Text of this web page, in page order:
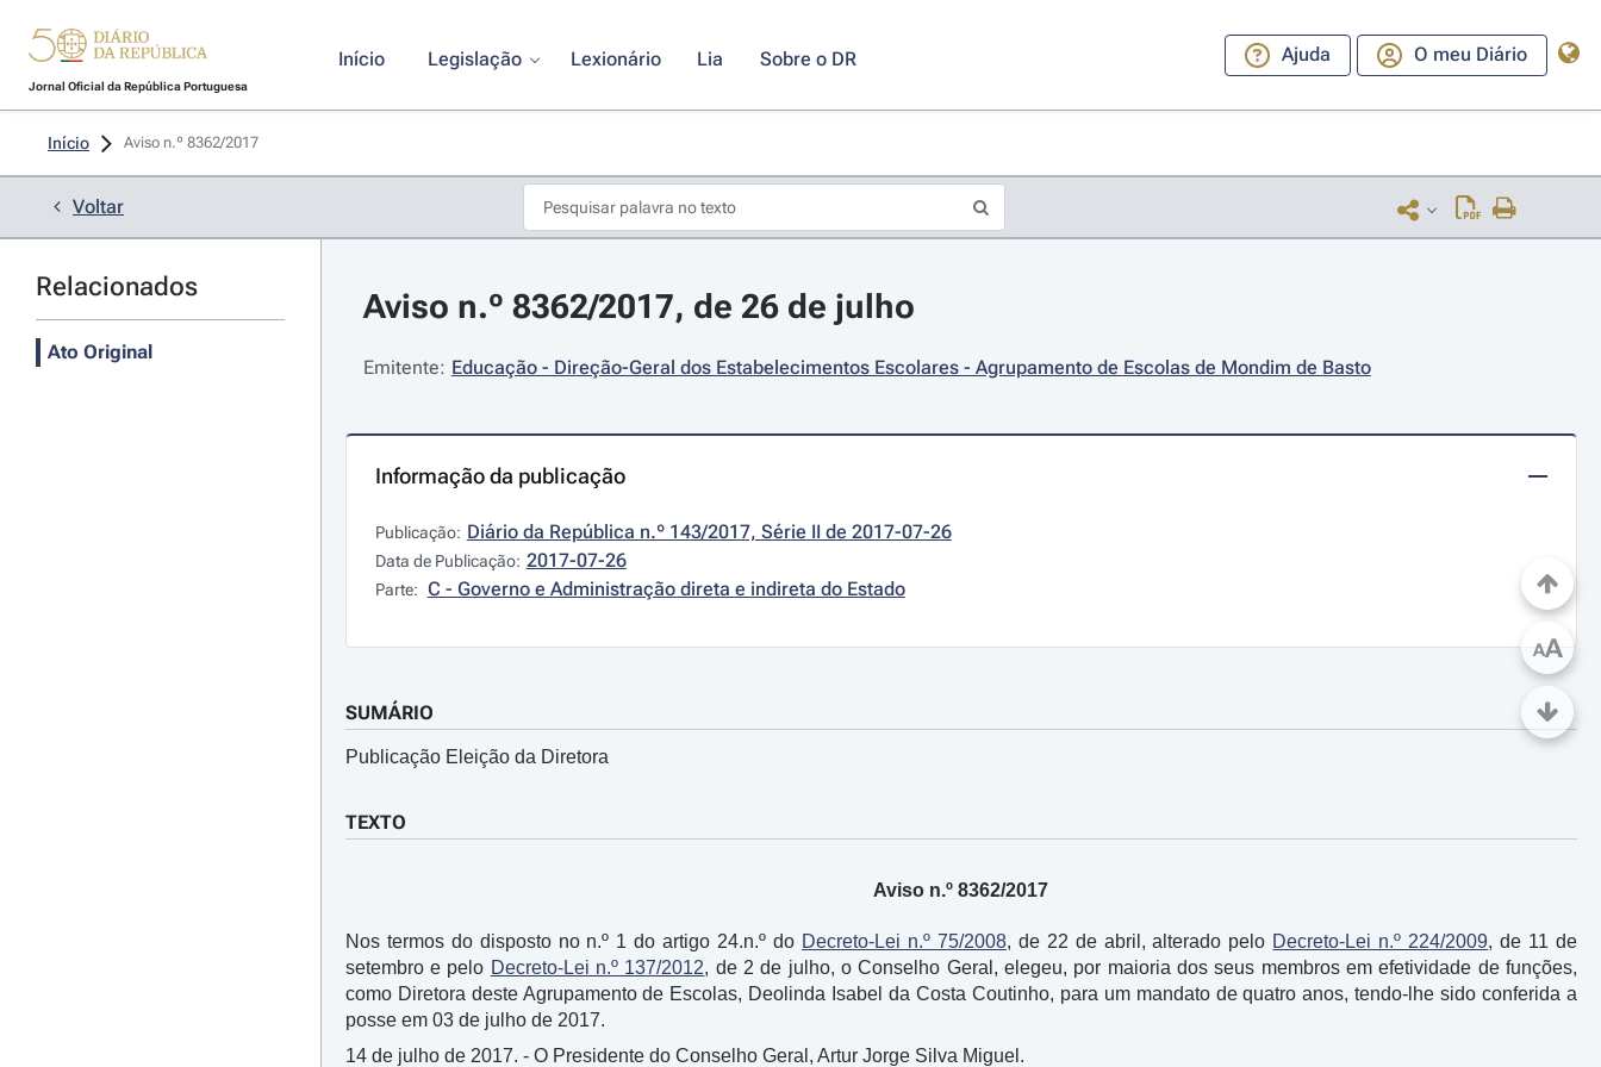
Jornal Oficial da República Portuguesa
Início Legislação Lexionário Lia Sobre o DR Ajuda O meu Diário
Início Aviso n.º 8362/2017
Voltar
Relacionados
Ato Original
Aviso n.º 8362/2017, de 26 de julho
Emitente: Educação - Direção-Geral dos Estabelecimentos Escolares - Agrupamento de Escolas de Mondim de Basto
Informação da publicação
Publicação: Diário da República n.º 143/2017, Série II de 2017-07-26
Data de Publicação: 2017-07-26
Parte: C - Governo e Administração direta e indireta do Estado
SUMÁRIO
Publicação Eleição da Diretora
TEXTO
Aviso n.º 8362/2017
Nos termos do disposto no n.º 1 do artigo 24.n.º do Decreto-Lei n.º 75/2008, de 22 de abril, alterado pelo Decreto-Lei n.º 224/2009, de 11 de
setembro e pelo Decreto-Lei n.º 137/2012, de 2 de julho, o Conselho Geral, elegeu, por maioria dos seus membros em efetividade de funções,
como Diretora deste Agrupamento de Escolas, Deolinda Isabel da Costa Coutinho, para um mandato de quatro anos, tendo-lhe sido conferida a
posse em 03 de julho de 2017.
14 de julho de 2017. - O Presidente do Conselho Geral, Artur Jorge Silva Miguel.
AA